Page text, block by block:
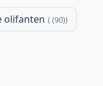
olifanten (90)